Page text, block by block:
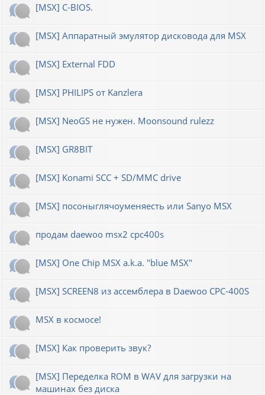
[MSX] C-BIOS.
[MSX] Аппаратный эмулятор дисковода для MSX
[MSX] External FDD
[MSX] PHILIPS от Kanzlera
[MSX] NeoGS не нужен. Moonsound rulezz
[MSX] GR8BIT
[MSX] Konami SCC + SD/MMC drive
[MSX] посоныглячоуменяесть или Sanyo MSX
продам daewoo msx2 cpc400s
[MSX] One Chip MSX a.k.a. "blue MSX"
[MSX] SCREEN8 из ассемблера в Daewoo CPC-400S
MSX в космосе!
[MSX] Как проверить звук?
[MSX] Переделка ROM в WAV для загрузки на
машинах без диска